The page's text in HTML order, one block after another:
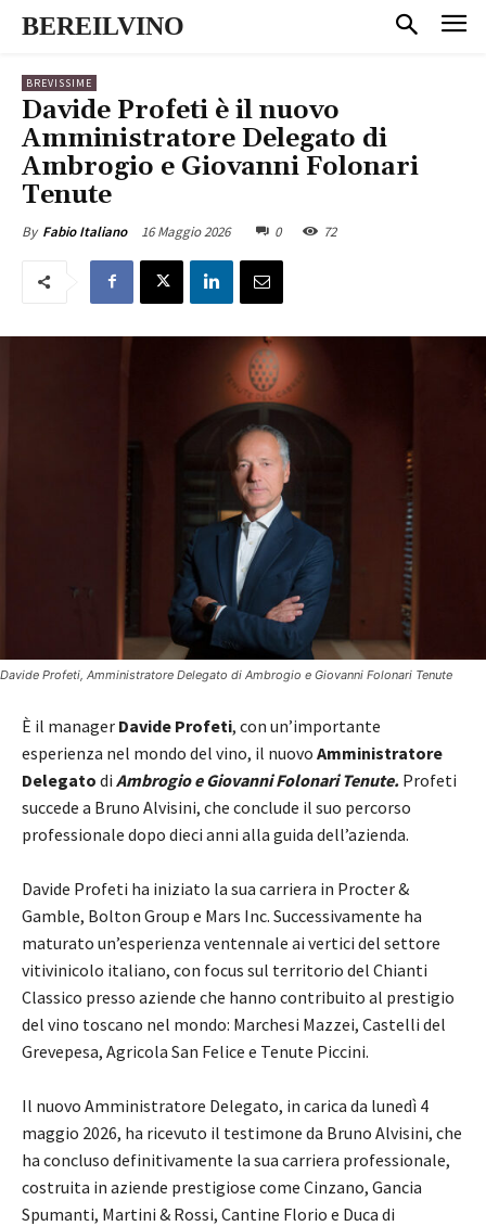
BEREILVINO
BREVISSIME
Davide Profeti è il nuovo
Amministratore Delegato di
Ambrogio e Giovanni Folonari
Tenute
By Fabio Italiano 16 Maggio 2026 0 72
Davide Profeti, Amministratore Delegato di Ambrogio e Giovanni Folonari Tenute
È il manager Davide Profeti, con un’importante
esperienza nel mondo del vino, il nuovo Amministratore
Delegato di Ambrogio e Giovanni Folonari Tenute. Profeti
succede a Bruno Alvisini, che conclude il suo percorso
professionale dopo dieci anni alla guida dell’azienda.
Davide Profeti ha iniziato la sua carriera in Procter &
Gamble, Bolton Group e Mars Inc. Successivamente ha
maturato un’esperienza ventennale ai vertici del settore
vitivinicolo italiano, con focus sul territorio del Chianti
Classico presso aziende che hanno contribuito al prestigio
del vino toscano nel mondo: Marchesi Mazzei, Castelli del
Grevepesa, Agricola San Felice e Tenute Piccini.
Il nuovo Amministratore Delegato, in carica da lunedì 4
maggio 2026, ha ricevuto il testimone da Bruno Alvisini, che
ha concluso definitivamente la sua carriera professionale,
costruita in aziende prestigiose come Cinzano, Gancia
Spumanti, Martini & Rossi, Cantine Florio e Duca di